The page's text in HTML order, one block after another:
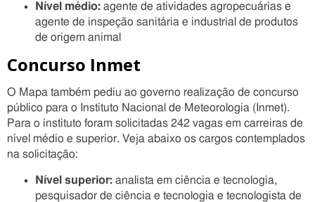
Nível médio: agente de atividades agropecuárias e
agente de inspeção sanitária e industrial de produtos
de origem animal
Concurso Inmet
O Mapa também pediu ao governo realização de concurso
público para o Instituto Nacional de Meteorologia (Inmet).
Para o instituto foram solicitadas 242 vagas em carreiras de
nível médio e superior. Veja abaixo os cargos contemplados
na solicitação:
Nível superior: analista em ciência e tecnologia,
pesquisador de ciência e tecnologia e tecnologista de